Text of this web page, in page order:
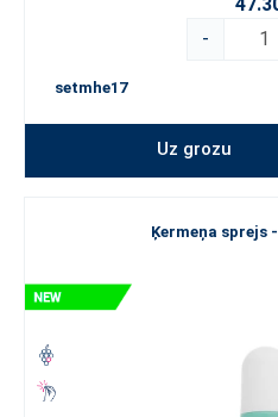
-
setmhe17
Uz grozu
Ķermeņa sprejs